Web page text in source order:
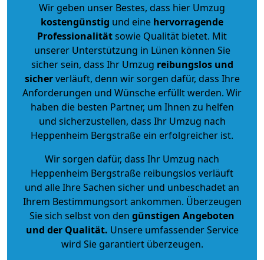
Wir geben unser Bestes, dass hier Umzug
kostengünstig und eine hervorragende
Professionalitätsowie Qualität bietet. Mit
unserer Unterstützung in Lünen können Sie
sicher sein, dass Ihr Umzug reibungslos und
sicherverläuft, denn wir sorgen dafür, dass Ihre
Anforderungen und Wünsche erfüllt werden. Wir
haben die besten Partner, um Ihnen zu helfen
und sicherzustellen, dass Ihr Umzug nach
Heppenheim Bergstraße ein erfolgreicher ist.
Wir sorgen dafür, dass Ihr Umzug nach
Heppenheim Bergstraße reibungslos verläuft
und alle Ihre Sachen sicher und unbeschadet an
Ihrem Bestimmungsort ankommen. Überzeugen
Sie sich selbst von den günstigen Angeboten
und der Qualität. Unsere umfassender Service
wird Sie garantiert überzeugen.